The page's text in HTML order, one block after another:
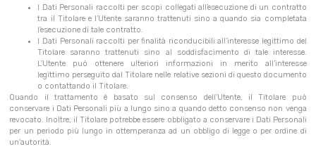
I Dati Personali raccolti per scopi collegati all’esecuzione di un contratto
tra il Titolare e l’Utente saranno trattenuti sino a quando sia completata
l’esecuzione di tale contratto.
I Dati Personali raccolti per finalità riconducibili all’interesse legittimo del
Titolare saranno trattenuti sino al soddisfacimento di tale interesse.
L’Utente può ottenere ulteriori informazioni in merito all’interesse
legittimo perseguito dal Titolare nelle relative sezioni di questo documento
o contattando il Titolare.
Quando il trattamento è basato sul consenso dell’Utente, il Titolare può
conservare i Dati Personali più a lungo sino a quando detto consenso non venga
revocato. Inoltre, il Titolare potrebbe essere obbligato a conservare i Dati Personali
per un periodo più lungo in ottemperanza ad un obbligo di legge o per ordine di
un’autorità.